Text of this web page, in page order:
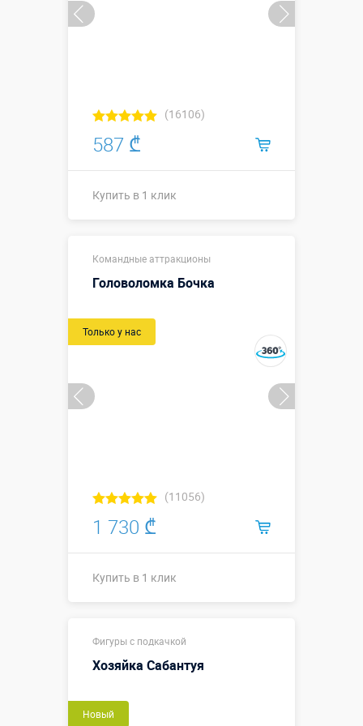
(16106)
587 ₾
Купить в 1 клик
длина ↗2,06
↔1,06 х
3-х местная
↗3,0 х ↔1,05
Командные аттракционы
Головоломка Бочка
Только у нас
(11056)
1 730 ₾
Купить в 1 клик
Размеры, м:
Больше деталей →
Фигуры с подкачкой
Хозяйка Сабантуя
Новый